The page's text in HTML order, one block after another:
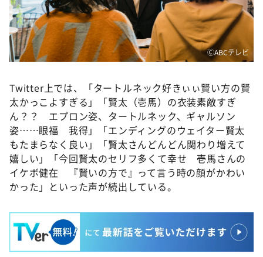
ⒸABCテレビ
Twitter上では、「タートルネック好きぃぃ賢い方の賢
太かっこよすぎる」「賢太（壱馬）の衣装素敵すぎ
ん？？ エプロン姿、タートルネック、ギャルソン
姿……眼福 我得」「エンディングのウェイター賢太
もたまらなく良い」「賢太さんどんどん関わり増えて
嬉しい」「今回賢太のセリフ多くて幸せ 壱馬さんの
イケボ健在 『賢いの方で』って言う時の顔がかわい
かった」といった声が続出している。